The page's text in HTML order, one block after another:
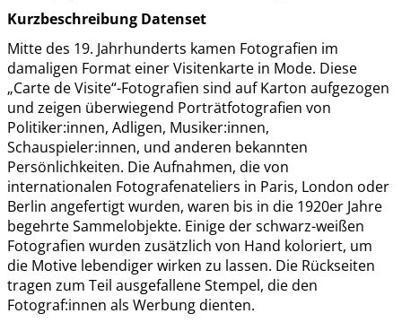
Kurzbeschreibung Datenset
Mitte des 19. Jahrhunderts kamen Fotografien im
damaligen Format einer Visitenkarte in Mode. Diese
„Carte de Visite“-Fotografien sind auf Karton aufgezogen
und zeigen überwiegend Porträtfotografien von
Politiker:innen, Adligen, Musiker:innen,
Schauspieler:innen, und anderen bekannten
Persönlichkeiten. Die Aufnahmen, die von
internationalen Fotografenateliers in Paris, London oder
Berlin angefertigt wurden, waren bis in die 1920er Jahre
begehrte Sammelobjekte. Einige der schwarz-weißen
Fotografien wurden zusätzlich von Hand koloriert, um
die Motive lebendiger wirken zu lassen. Die Rückseiten
tragen zum Teil ausgefallene Stempel, die den
Fotograf:innen als Werbung dienten.